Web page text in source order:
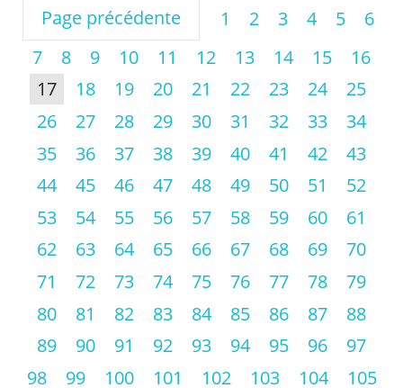
Page précédente 1 2 3 4 5
6
7
8 9 10 11 12 13 14 15
16
17
18 19 20 21 22 23 24
25
26
27 28 29 30 31 32 33
34
35
36 37 38 39 40 41 42
43
44
45 46 47 48 49 50 51
52
53
54 55 56 57 58 59 60
61
62
63 64 65 66 67 68 69
70
71
72 73 74 75 76 77 78
79
80
81 82 83 84 85 86 87
88
89
90 91 92 93 94 95 96
97
98
99 100 101 102 103 104
105